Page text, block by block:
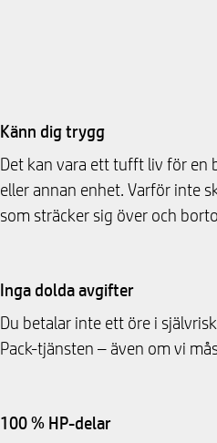
Känn dig trygg
Det kan vara ett tufft liv för en
eller annan enhet. Varför inte
som sträcker sig över och
Inga dolda avgifter
Du betalar inte ett öre i
Pack-tjänsten – även om vi
100 % HP-delar